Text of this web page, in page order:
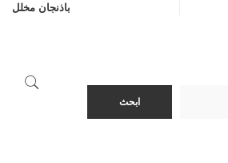
باذنجان مخلل
ابحث